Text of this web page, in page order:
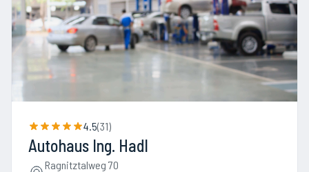
4.5(31)
Autohaus Ing. Hadl
Ragnitztalweg 70